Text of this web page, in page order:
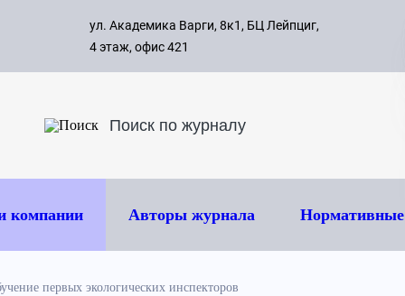
ул. Академика Варги, 8к1, БЦ Лейпциг,
4 этаж, офис 421
компании Авторы журнала
первых экологических инспекторов